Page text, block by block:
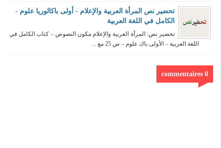
تحضير نص المرأة العربية والإعلام - أولى باكالوريا علوم -
الكامل في اللغة العربية
تحضير نص: المرأة العربية والإعلام مكون النصوص – كتاب الكامل في
اللغة العربية – الأولى باك علوم – ص 25 مع ...
0 commentaires